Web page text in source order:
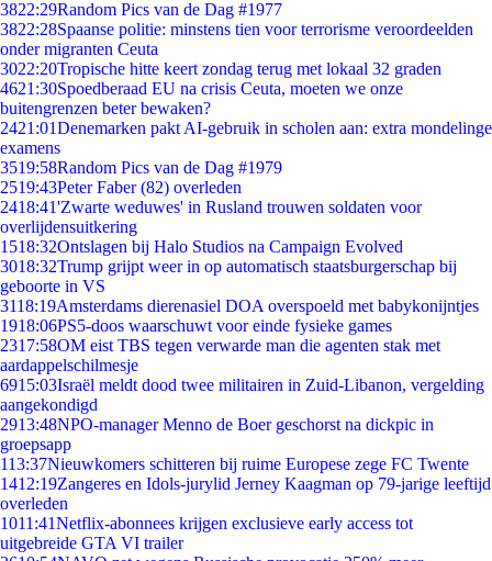
3822:29Random Pics van de Dag #1977
3822:28Spaanse politie: minstens tien voor terrorisme veroordeelden
onder migranten Ceuta
3022:20Tropische hitte keert zondag terug met lokaal 32 graden
4621:30Spoedberaad EU na crisis Ceuta, moeten we onze
buitengrenzen beter bewaken?
2421:01Denemarken pakt AI-gebruik in scholen aan: extra mondelinge
examens
3519:58Random Pics van de Dag #1979
2519:43Peter Faber (82) overleden
2418:41'Zwarte weduwes' in Rusland trouwen soldaten voor
overlijdensuitkering
1518:32Ontslagen bij Halo Studios na Campaign Evolved
3018:32Trump grijpt weer in op automatisch staatsburgerschap bij
geboorte in VS
3118:19Amsterdams dierenasiel DOA overspoeld met babykonijntjes
1918:06PS5-doos waarschuwt voor einde fysieke games
2317:58OM eist TBS tegen verwarde man die agenten stak met
aardappelschilmesje
6915:03Israël meldt dood twee militairen in Zuid-Libanon, vergelding
aangekondigd
2913:48NPO-manager Menno de Boer geschorst na dickpic in
groepsapp
113:37Nieuwkomers schitteren bij ruime Europese zege FC Twente
1412:19Zangeres en Idols-jurylid Jerney Kaagman op 79-jarige leeftijd
overleden
1011:41Netflix-abonnees krijgen exclusieve early access tot
uitgebreide GTA VI trailer